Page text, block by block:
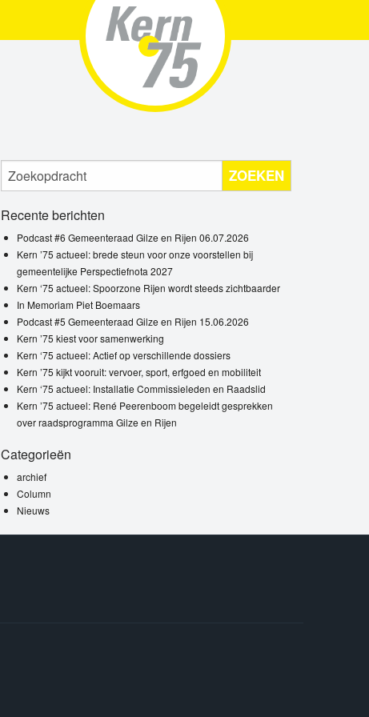
ZOEKEN
Recente berichten
Podcast #6 Gemeenteraad Gilze en Rijen 06.07.2026
Kern ’75 actueel: brede steun voor onze voorstellen bij
gemeentelijke Perspectiefnota 2027
Kern ‘75 actueel: Spoorzone Rijen wordt steeds zichtbaarder
In Memoriam Piet Boemaars
Podcast #5 Gemeenteraad Gilze en Rijen 15.06.2026
Kern ’75 kiest voor samenwerking
Kern ‘75 actueel: Actief op verschillende dossiers
Kern ’75 kijkt vooruit: vervoer, sport, erfgoed en mobiliteit
Kern ‘75 actueel: Installatie Commissieleden en Raadslid
Kern ’75 actueel: René Peerenboom begeleidt gesprekken
over raadsprogramma Gilze en Rijen
Categorieën
archief
Column
Nieuws